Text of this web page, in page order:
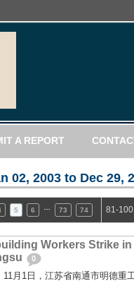
A REPORT
02, 2003 to Dec 29,
5 6 73 74 81-
Workers Strike in
0
11月1日，江苏省南通市明德重